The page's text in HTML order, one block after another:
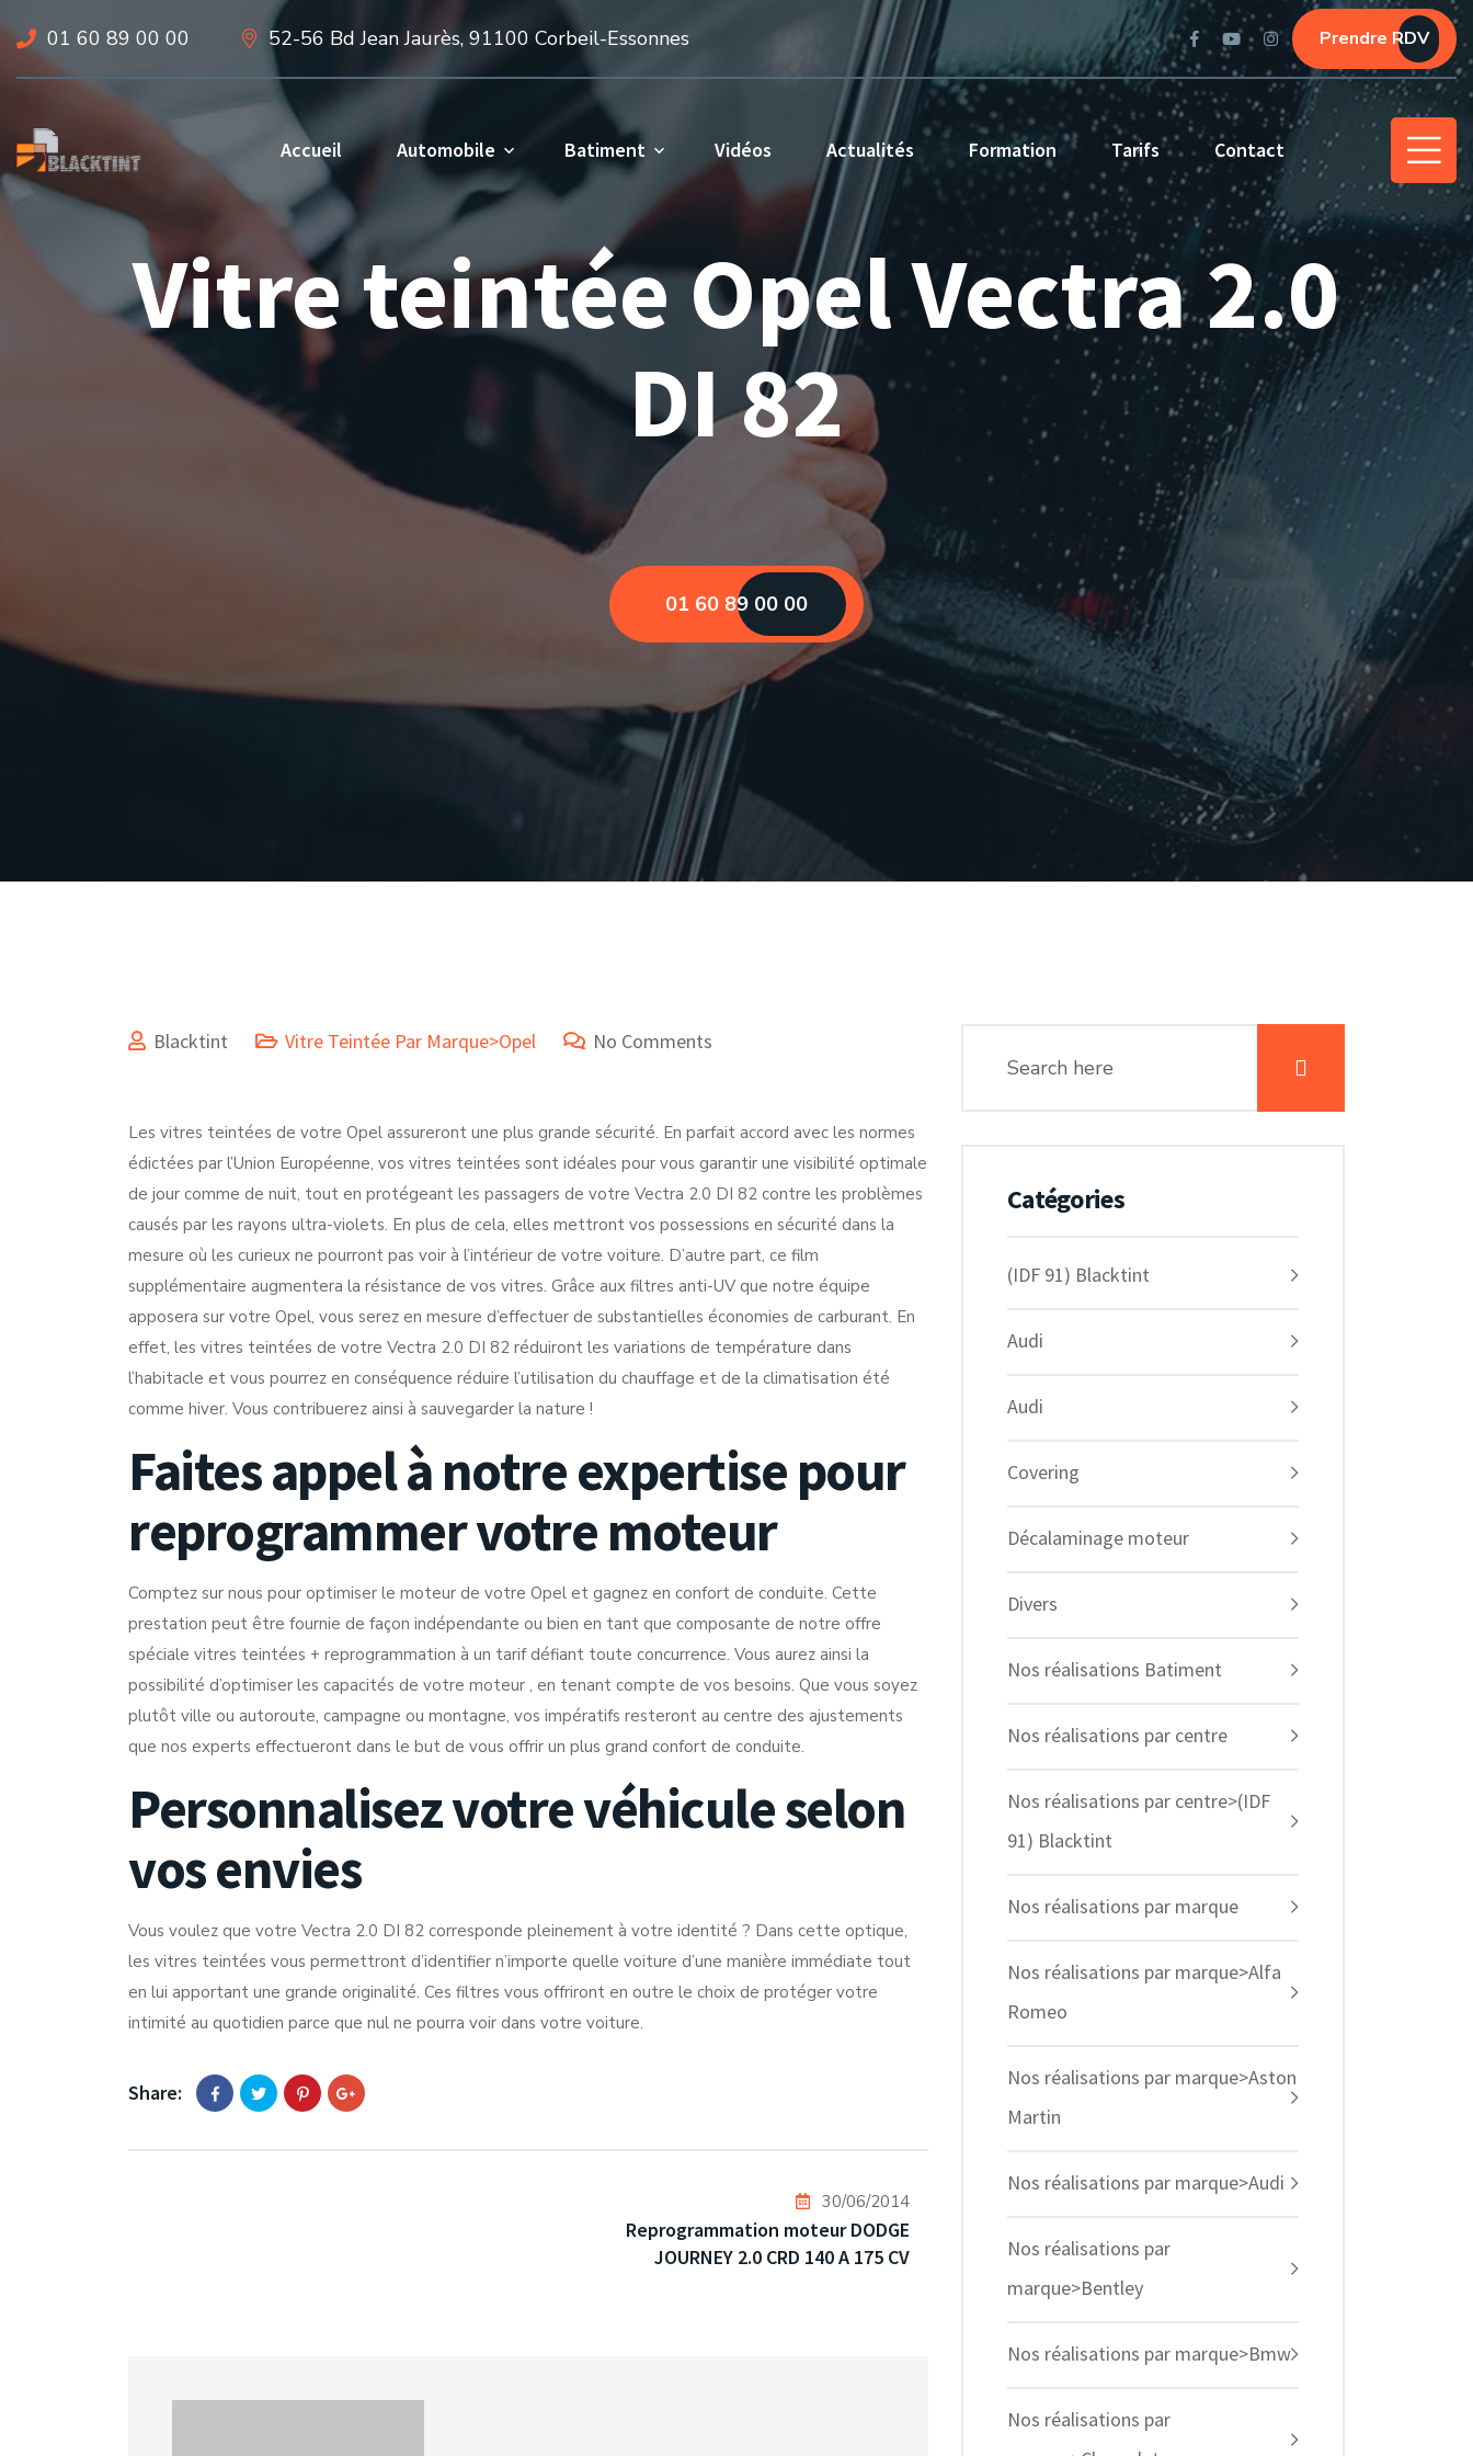
01 60 89 00 00 52-56 Bd Jean Jaurès, 91100 Corbeil-Essonnes Prendre RDV
Accueil Automobile Batiment Vidéos Actualités Formation Tarifs Contact
Vitre teintée Opel Vectra 2.0
DI 82
01 60 89 00 00
Blacktint Vitre Teintée Par Marque>Opel No Comments
Les vitres teintées de votre Opel assureront une plus grande sécurité. En parfait accord avec les normes
édictées par l’Union Européenne, vos vitres teintées sont idéales pour vous garantir une visibilité optimale
de jour comme de nuit, tout en protégeant les passagers de votre Vectra 2.0 DI 82 contre les problèmes
causés par les rayons ultra-violets. En plus de cela, elles mettront vos possessions en sécurité dans la
mesure où les curieux ne pourront pas voir à l’intérieur de votre voiture. D’autre part, ce film
supplémentaire augmentera la résistance de vos vitres. Grâce aux filtres anti-UV que notre équipe
apposera sur votre Opel, vous serez en mesure d’effectuer de substantielles économies de carburant. En
effet, les vitres teintées de votre Vectra 2.0 DI 82 réduiront les variations de température dans
l’habitacle et vous pourrez en conséquence réduire l’utilisation du chauffage et de la climatisation été
comme hiver. Vous contribuerez ainsi à sauvegarder la nature !
Faites appel à notre expertise pour
reprogrammer votre moteur
Comptez sur nous pour optimiser le moteur de votre Opel et gagnez en confort de conduite. Cette
prestation peut être fournie de façon indépendante ou bien en tant que composante de notre offre
spéciale vitres teintées + reprogrammation à un tarif défiant toute concurrence. Vous aurez ainsi la
possibilité d’optimiser les capacités de votre moteur , en tenant compte de vos besoins. Que vous soyez
plutôt ville ou autoroute, campagne ou montagne, vos impératifs resteront au centre des ajustements
que nos experts effectueront dans le but de vous offrir un plus grand confort de conduite.
Personnalisez votre véhicule selon
vos envies
Vous voulez que votre Vectra 2.0 DI 82 corresponde pleinement à votre identité ? Dans cette optique,
les vitres teintées vous permettront d’identifier n’importe quelle voiture d’une manière immédiate tout
en lui apportant une grande originalité. Ces filtres vous offriront en outre le choix de protéger votre
intimité au quotidien parce que nul ne pourra voir dans votre voiture.
Share:
30/06/2014
Reprogrammation moteur DODGE
JOURNEY 2.0 CRD 140 A 175 CV
Catégories
(IDF 91) Blacktint
Audi
Audi
Covering
Décalaminage moteur
Divers
Nos réalisations Batiment
Nos réalisations par centre
Nos réalisations par centre>(IDF
91) Blacktint
Nos réalisations par marque
Nos réalisations par marque>Alfa
Romeo
Nos réalisations par marque>Aston
Martin
Nos réalisations par marque>Audi
Nos réalisations par
marque>Bentley
Nos réalisations par marque>Bmw
Nos réalisations par